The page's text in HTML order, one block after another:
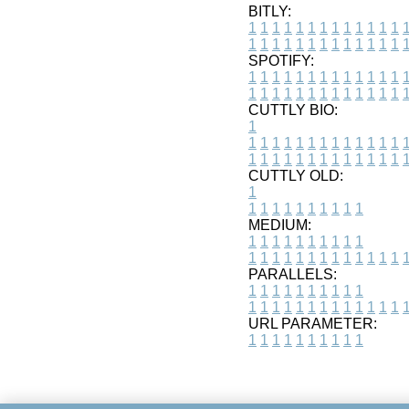
BITLY:
1 1 1 1 1 1 1 1 1 1 1 1 1 1
1 1 1 1 1 1 1 1 1 1 1 1 1 1
SPOTIFY:
1 1 1 1 1 1 1 1 1 1 1 1 1 1
1 1 1 1 1 1 1 1 1 1 1 1 1 1
CUTTLY BIO:
1
1 1 1 1 1 1 1 1 1 1 1 1 1 1
1 1 1 1 1 1 1 1 1 1 1 1 1 1
CUTTLY OLD:
1
1 1 1 1 1 1 1 1 1 1
MEDIUM:
1 1 1 1 1 1 1 1 1 1
1 1 1 1 1 1 1 1 1 1 1 1 1 1
PARALLELS:
1 1 1 1 1 1 1 1 1 1
1 1 1 1 1 1 1 1 1 1 1 1 1 1
URL PARAMETER:
1 1 1 1 1 1 1 1 1 1